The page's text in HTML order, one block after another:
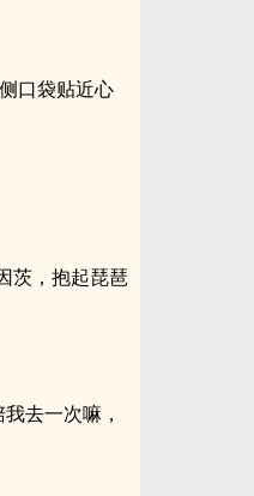
口袋贴近心
茨，抱起琵琶
去一次嘛，